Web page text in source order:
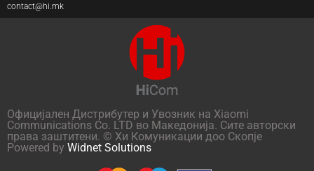
contact@hi.mk
Официјален Дистрибутер и Увозник на Xiaomi
Communications Co. LTD во Македонија. Сите авторски
права заштитени. © Хи Комуникации доо Скопје
Powered by Widnet Solutions